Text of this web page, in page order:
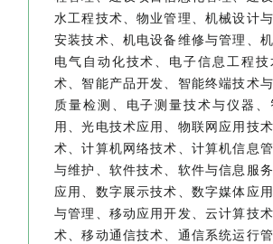
水工程技术、物业管理、机械设计
安装技术、机电设备维修与管理、
电气自动化技术、电子信息工程
术、智能产品开发、智能终端技术
质量检测、电子测量技术与仪器
用、光电技术应用、物联网应用技
术、计算机网络技术、计算机信息
与维护、软件技术、软件与信息服
应用、数字展示技术、数字媒体应
与管理、移动应用开发、云计算技
术、移动通信技术、通信系统运行